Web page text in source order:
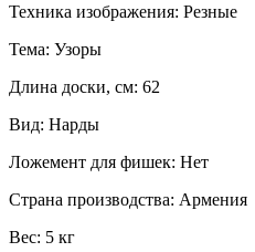
Техника изображения: Резные
Тема: Узоры
Длина доски, см: 62
Вид: Нарды
Ложемент для фишек: Нет
Страна производства: Армения
Вес: 5 кг